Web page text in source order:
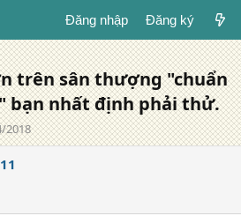
Đăng nhập Đăng ký
trên sân thượng "chuẩn
bạn nhất định phải thử.
2018